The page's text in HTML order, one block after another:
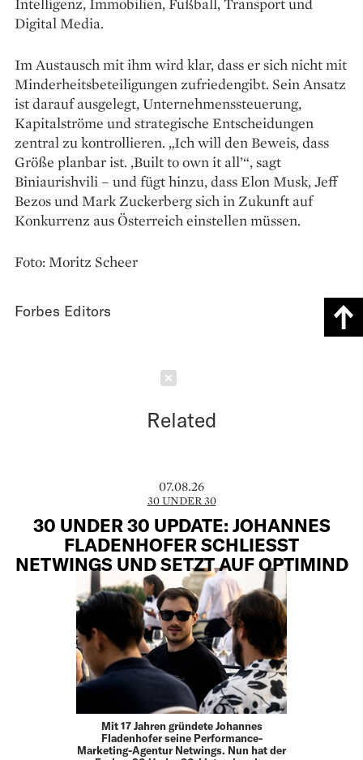
Digital Media.
Im Austausch mit ihm wird klar, dass er sich nicht mit
Minderheitsbeteiligungen zufriedengibt. Sein Ansatz
ist darauf ausgelegt, Unternehmenssteuerung,
Kapitalströme und strategische Entscheidungen
zentral zu kontrollieren. „Ich will den Beweis, dass
Größe planbar ist. ,Built to own it all’“, sagt
Biniaurishvili – und fügt hinzu, dass Elon Musk, Jeff
Bezos und Mark Zuckerberg sich in Zukunft auf
Konkurrenz aus Österreich einstellen müssen.
Foto: Moritz Scheer
Forbes Editors
Related
07.08.26
30 UNDER 30
30 UNDER 30 UPDATE: JOHANNES
FLADENHOFER SCHLIESST N
ETWINGS UND SETZT AUF OPTIMIND
Mit 17 Jahren gründete Johannes
Fladenhofer seine Performance-
Marketing-Agentur Netwings. Nun hat der